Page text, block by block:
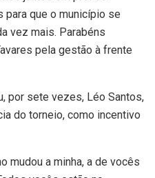
para que o município se
vez mais. Parabéns
pela gestão à frente
por sete vezes, Léo Santos,
do torneio, como incentivo
mudou a minha, a de vocês